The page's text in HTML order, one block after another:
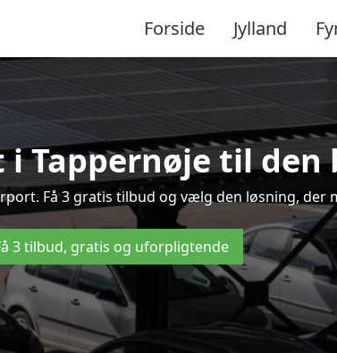
Forside Jylland
Tappernøje til den
Få 3 gratis tilbud og vælg den løsning, der
3 tilbud, gratis og uforpligtende